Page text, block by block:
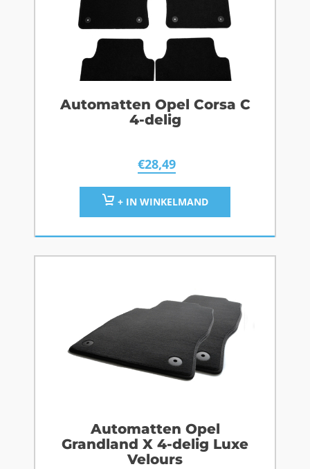
Automatten Opel Corsa C
4-delig
€28,49
+ IN WINKELMAND
Automatten Opel
Grandland X 4-delig Luxe
Velours